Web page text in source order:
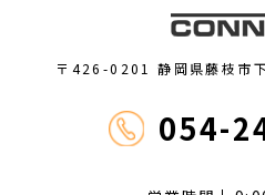
〒426-0201 静岡県藤枝市
054-